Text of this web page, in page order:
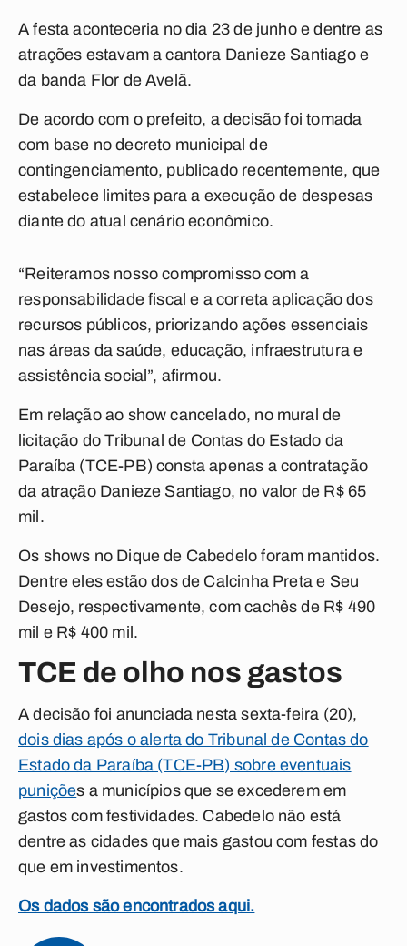
A festa aconteceria no dia 23 de junho e dentre as
atrações estavam a cantora Danieze Santiago e
da banda Flor de Avelã.
De acordo com o prefeito, a decisão foi tomada
com base no decreto municipal de
contingenciamento, publicado recentemente, que
estabelece limites para a execução de despesas
diante do atual cenário econômico.
“Reiteramos nosso compromisso com a
responsabilidade fiscal e a correta aplicação dos
recursos públicos, priorizando ações essenciais
nas áreas da saúde, educação, infraestrutura e
assistência social”, afirmou.
Em relação ao show cancelado, no mural de
licitação doTribunal de Contas do Estado da
Paraíba (TCE-PB) consta apenas a contratação
da atração Danieze Santiago, no valor de R$ 65
mil.
Os shows no Dique de Cabedelo foram mantidos.
Dentre eles estão dos de Calcinha Preta e Seu
Desejo, respectivamente, com cachês de R$ 490
mil e R$ 400 mil.
TCE de olho nos gastos
A decisão foi anunciada nesta sexta-feira (20),
dois dias após o alerta do Tribunal de Contas do
Estado da Paraíba (TCE-PB) sobre eventuais
punições a municípios que se excederem em
gastos com festividades. Cabedelo não está
dentre as cidades que mais gastou com festas do
que em investimentos.
Os dados são encontrados aqui.